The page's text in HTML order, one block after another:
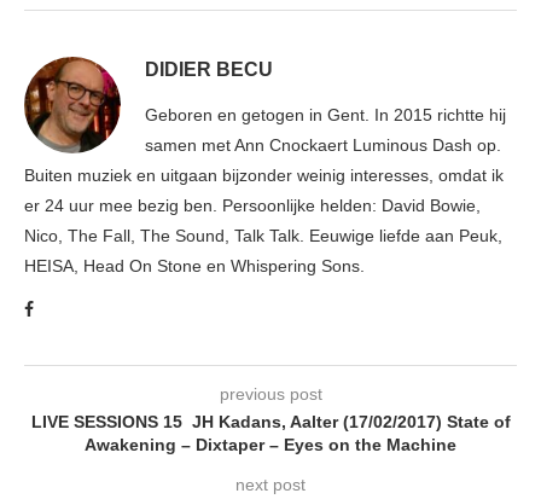
DIDIER BECU
Geboren en getogen in Gent. In 2015 richtte hij
samen met Ann Cnockaert Luminous Dash op.
Buiten muziek en uitgaan bijzonder weinig interesses, omdat ik
er 24 uur mee bezig ben. Persoonlijke helden: David Bowie,
Nico, The Fall, The Sound, Talk Talk. Eeuwige liefde aan Peuk,
HEISA, Head On Stone en Whispering Sons.
previous post
LIVE SESSIONS 15 JH Kadans, Aalter (17/02/2017) State of
Awakening – Dixtaper – Eyes on the Machine
next post